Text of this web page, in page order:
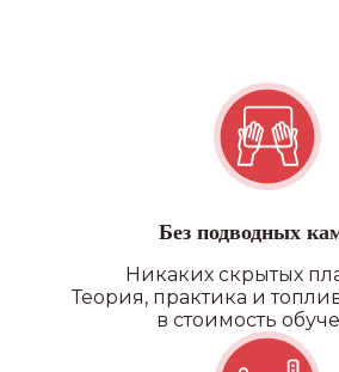
Без подводных
Никаких скрытых
Теория, практика и
в стоимость